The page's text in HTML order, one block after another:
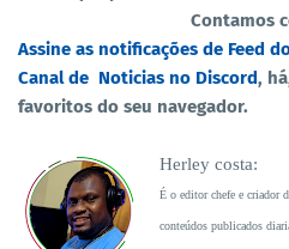
Contamos
Assine as notificações de Feed
Canal de Noticias no Discord,
favoritos do seu navegador.
Herley costa:
É o editor chefe e criador
conteúdos publicados